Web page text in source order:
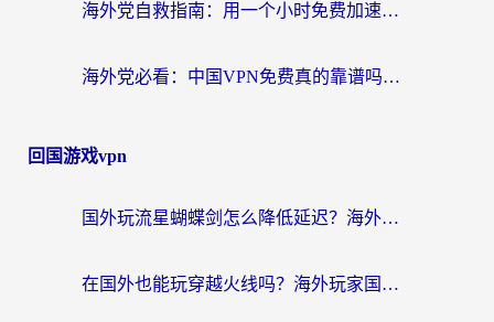
海外党自救指南：用一个小时免费加速器，轻松打破国内资源访问壁垒？
海外党必看：中国VPN免费真的靠谱吗？手把手教你选对回国加速器
回国游戏vpn
国外玩流星蝴蝶剑怎么降低延迟？海外党必看的加速秘籍（含欧洲鸣潮&彩虹岛优化攻略）
在国外也能玩穿越火线吗？海外玩家国服游戏畅玩终极指南